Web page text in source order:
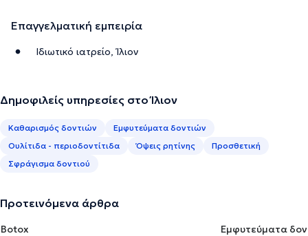
Επαγγελματική εμπειρία
Ιδιωτικό ιατρείο, Ίλιον
Δημοφιλείς υπηρεσίες στο Ίλιον
Καθαρισμός δοντιών
Εμφυτεύματα δοντιών
Ουλίτιδα - περιοδοντίτιδα
Όψεις ρητίνης
Προσθετική
Σφράγισμα δοντιού
Προτεινόμενα άρθρα
Botox
Εμφυτεύματα